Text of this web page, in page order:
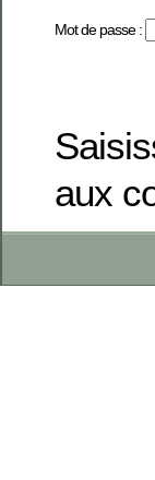
Mot de passe :
aux